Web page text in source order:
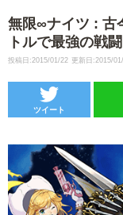
無限∞ナイツ : 古
トルで最強の戦
投稿日:2015/01/22 更新日:2015/
ツイート